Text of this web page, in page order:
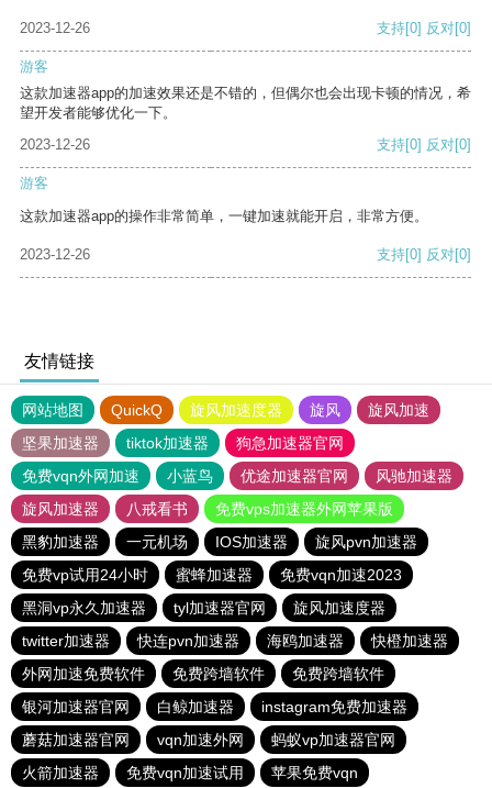
2023-12-26 支持[0] 反对[0]
游客
这款加速器app的加速效果还是不错的，但偶尔也会出现卡顿的情况，希
望开发者能够优化一下。
2023-12-26
支持[0] 反对[0]
游客
这款加速器app的操作非常简单，一键加速就能开启，非常方便。
2023-12-26 支持[0] 反对[0]
友情链接
网站地图 QuickQ 旋风加速度器 旋风
旋风加速
坚果加速器
tiktok加速器
狗急加速器官网
免费vqn外网加速
小蓝鸟 优途加速器官网
风驰加速器
旋风加速器
八戒看书
免费vps加速器外网苹果版
黑豹加速器
一元机场 IOS加速器
旋风pvn加速器
免费vp试用24小时
蜜蜂加速器
免费vqn加速2023
黑洞vp永久加速器
tyl加速器官网
旋风加速度器
twitter加速器
快连pvn加速器 海鸥加速器
快橙加速器
外网加速免费软件
免费跨墙软件
免费跨墙软件
银河加速器官网
白鲸加速器
instagram免费加速器
蘑菇加速器官网
vqn加速外网
蚂蚁vp加速器官网
火箭加速器
免费vqn加速试用 苹果免费vqn